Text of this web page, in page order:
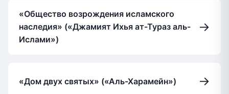
«Общество возрождения исламского
наследия» («Джамият Ихья ат-Тураз аль-
Ислами»)
→
«Дом двух святых» («Аль-Харамейн») →